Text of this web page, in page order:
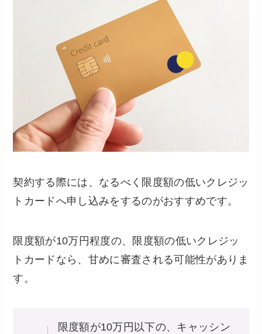
契約する際には、なるべく限度額の低いクレジッ
トカードへ申し込みをするのがおすすめです。
限度額が10万円程度の、限度額の低いクレジッ
トカードなら、甘めに審査される可能性がありま
す。
限度額が10万円以下の、キャッシン